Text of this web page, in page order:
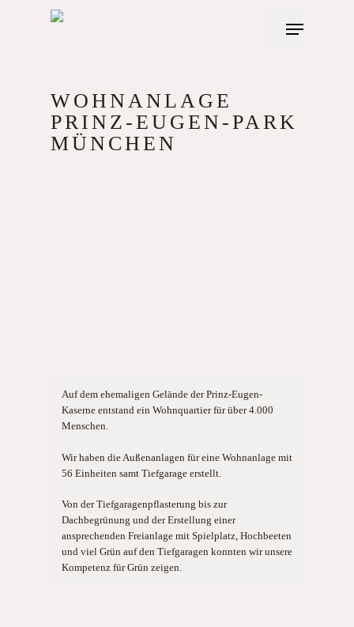
Menu
WOHNANLAGE
PRINZ-EUGEN-PARK
MÜNCHEN
Auf dem ehemaligen Gelände der Prinz-Eugen-
Kaserne entstand ein Wohnquartier für über 4.000
Menschen.
Wir haben die Außenanlagen für eine Wohnanlage mit
56 Einheiten samt Tiefgarage erstellt.
Von der Tiefgaragenpflasterung bis zur
Dachbegrünung und der Erstellung einer
ansprechenden Freianlage mit Spielplatz, Hochbeeten
und viel Grün auf den Tiefgaragen konnten wir unsere
Kompetenz für Grün zeigen.